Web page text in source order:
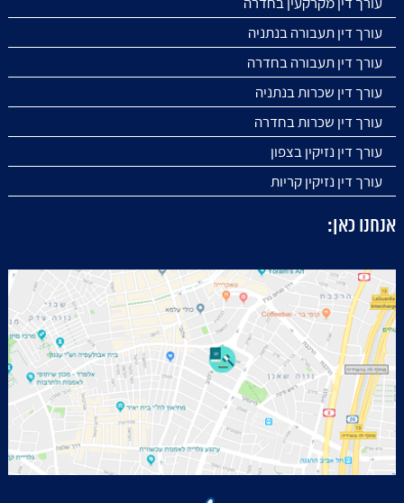
עורך דין תעבורה בנתניה
עורך דין תעבורה בחדרה
עורך דין שכרות בנתניה
עורך דין שכרות בחדרה
עורך דין נזיקין בצפון
עורך דין נזיקין קריות
אנחנו כאן: